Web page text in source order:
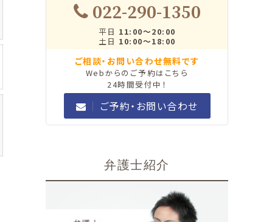
022-290-1350
平日 11:00～20:00
土日 10:00～18:00
ご相談・お問い合わせ無料です
Webからのご予約はこちら
24時間受付中！
ご予約・お問い合わせ
弁護士紹介